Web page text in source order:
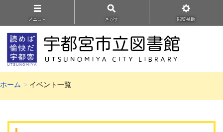
メニュ－ さがす 閲覧補助
ホーム イベント一覧